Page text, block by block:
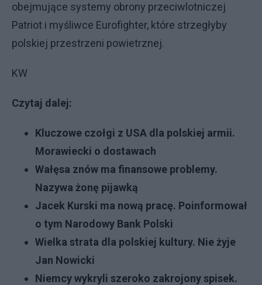
obejmujące systemy obrony przeciwlotniczej
Patriot i myśliwce Eurofighter, które strzegłyby
polskiej przestrzeni powietrznej.
KW
Czytaj dalej:
Kluczowe czołgi z USA dla polskiej armii.
Morawiecki o dostawach
Wałęsa znów ma finansowe problemy.
Nazywa żonę pijawką
Jacek Kurski ma nową pracę. Poinformował
o tym Narodowy Bank Polski
Wielka strata dla polskiej kultury. Nie żyje
Jan Nowicki
Niemcy wykryli szeroko zakrojony spisek.